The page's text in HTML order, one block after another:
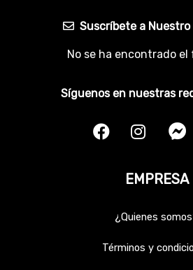
Suscríbete a
No se ha encontrado
Síguenos en nuestras
EMPRESA
¿Quienes
Términos y